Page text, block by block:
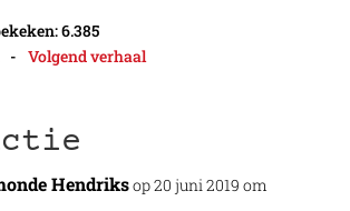
6.385
- Volgend verhaal
Hendriksop 20 juni 2019 om